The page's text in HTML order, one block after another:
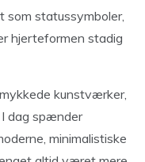
som statussymboler,
hjerteformen stadig
kunstværker,
dag spænder
minimalistiske